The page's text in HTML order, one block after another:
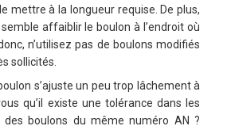
mettre à la longueur requise. De plus,
affaiblir le boulon à l’endroit où
n’utilisez pas de boulons modifiés
sollicités.
s’ajuste un peu trop lâchement à
qu’il existe une tolérance dans les
des boulons du même numéro AN ?